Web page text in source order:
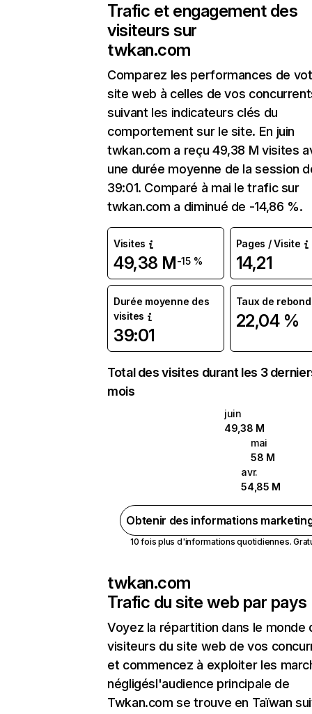
Trafic et engagement des
visiteurs sur
twkan.com
Comparez les performances de
site web à celles de vos
suivant les indicateurs clés du
comportement sur le site. En juin
twkan.com a reçu 49,38 M visites
une durée moyenne de la session
39:01. Comparé à mai le trafic sur
twkan.com a diminué de -14,86 %.
Visites
49,38 M-15 %
Pages / Visite
14,21
Durée moyenne des
visites
39:01
Taux de rebond
22,04 %
Total des visites durant les 3
mois
juin
49,38 M
mai
58 M
avr.
54,85 M
Obtenir des informations
10 fois plus d'informations quotidiennes.
twkan.com
Trafic du site web par pays
Voyez la répartition dans le monde
visiteurs du site web de vos
et commencez à exploiter les
négligésl'audience principale de
Twkan.com se trouve en Taïwan